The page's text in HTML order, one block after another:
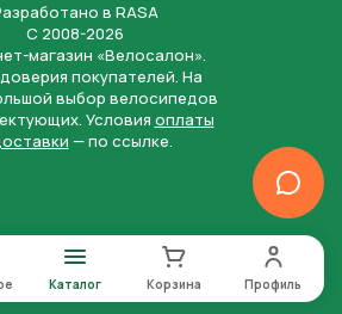
в RASA
С 2008-2026
магазин «Велосалон».
покупателей. На
выбор велосипедов
Условия оплаты
— по ссылке.
Каталог Корзина Профиль
заявку”, вы даете
персональных данных и
конфиденциальности